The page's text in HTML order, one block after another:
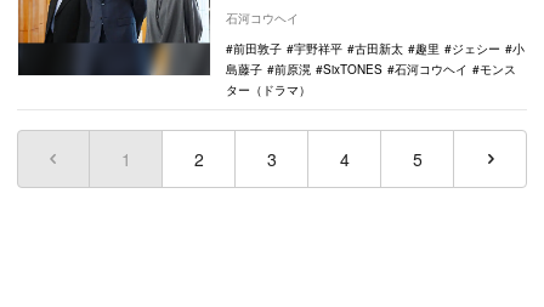
を組んで怪…
石河コウヘイ
前田敦子
宇野祥平 古田新太 趣里 ジェシー
小
島藤子
前原滉 SixTONES 石河コウヘイ
モンス
ター（ドラマ）
1 (current)2 3 4 5